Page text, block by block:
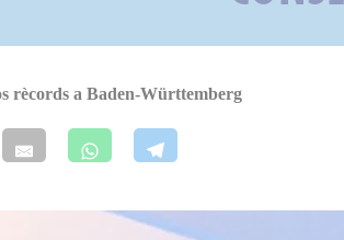
rècords a Baden-Württemberg​